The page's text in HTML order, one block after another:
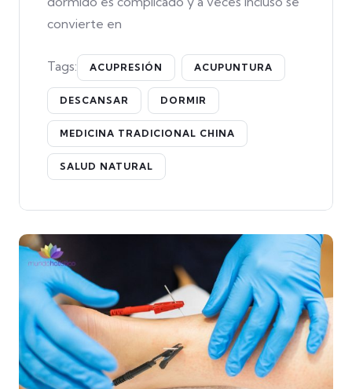
convierte en
Tags: ACUPRESIÓN ACUPUNTURA
DESCANSAR DORMIR
MEDICINA TRADICIONAL CHINA
SALUD NATURAL